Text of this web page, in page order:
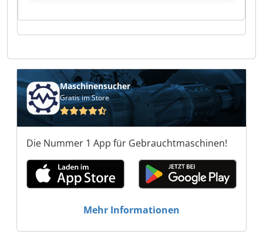
Maschinen Moser Maschinen Moser Maschinen
Moser Maschinen Moser Maschinen Moser
Maschinensucher
Gratis im Store
Die Nummer 1 App für Gebrauchtmaschinen!
Mehr Informationen